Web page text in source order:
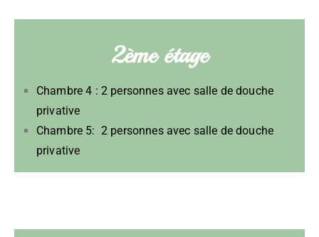
2ème étage
Chambre 4 : 2 personnes avec salle de douche
privative
Chambre 5: 2 personnes avec salle de douche
privative